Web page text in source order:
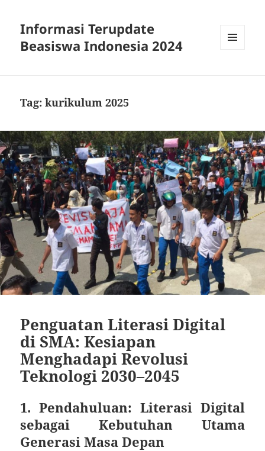
Informasi Terupdate
Beasiswa Indonesia 2024
Tag:kurikulum 2025
Penguatan Literasi Digital
di SMA: Kesiapan
Menghadapi Revolusi
Teknologi 2030–2045
1. Pendahuluan: Literasi Digital
sebagai Kebutuhan Utama
Generasi Masa Depan